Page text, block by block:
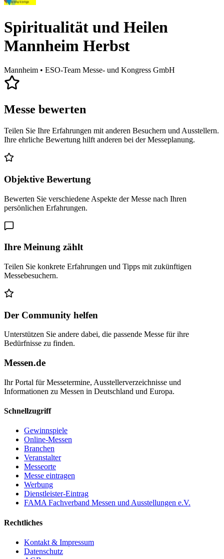
Spiritualität und Heilen
Mannheim Herbst
Mannheim • ESO-Team Messe- und Kongress GmbH
Messe bewerten
Teilen Sie Ihre Erfahrungen mit anderen Besuchern und Ausstellern.
Ihre ehrliche Bewertung hilft anderen bei der Messeplanung.
Objektive Bewertung
Bewerten Sie verschiedene Aspekte der Messe nach Ihren
persönlichen Erfahrungen.
Ihre Meinung zählt
Teilen Sie konkrete Erfahrungen und Tipps mit zukünftigen
Messebesuchern.
Der Community helfen
Unterstützen Sie andere dabei, die passende Messe für ihre
Bedürfnisse zu finden.
Messen.de
Ihr Portal für Messetermine, Ausstellerverzeichnisse und
Informationen zu Messen in Deutschland und Europa.
Schnellzugriff
Gewinnspiele
Online-Messen
Branchen
Veranstalter
Messeorte
Messe eintragen
Werbung
Dienstleister-Eintrag
FAMA Fachverband Messen und Ausstellungen e.V.
Rechtliches
Kontakt & Impressum
Datenschutz